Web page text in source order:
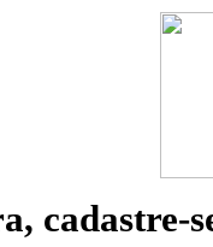
cadastre-